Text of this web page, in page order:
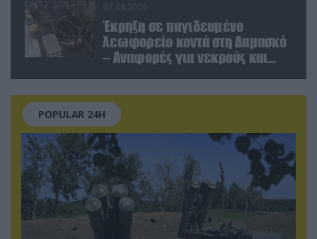
Έκρηξη σε παγιδευμένο
λεωφορείο κοντά στη Δαμασκό
– Αναφορές για νεκρούς και
POPULAR 24H